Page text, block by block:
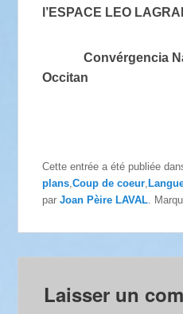
l’ESPACE LEO
Convérgencia
Occitan
Cette entrée a été publiée
plans ,Coup de coeur ,
parJoan Pèire LAVAL .
Laisser un